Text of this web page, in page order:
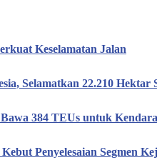
Keselamatan Jalan
Selamatkan 22.210 Hektar
384 TEUs untuk
Penyelesaian Segmen